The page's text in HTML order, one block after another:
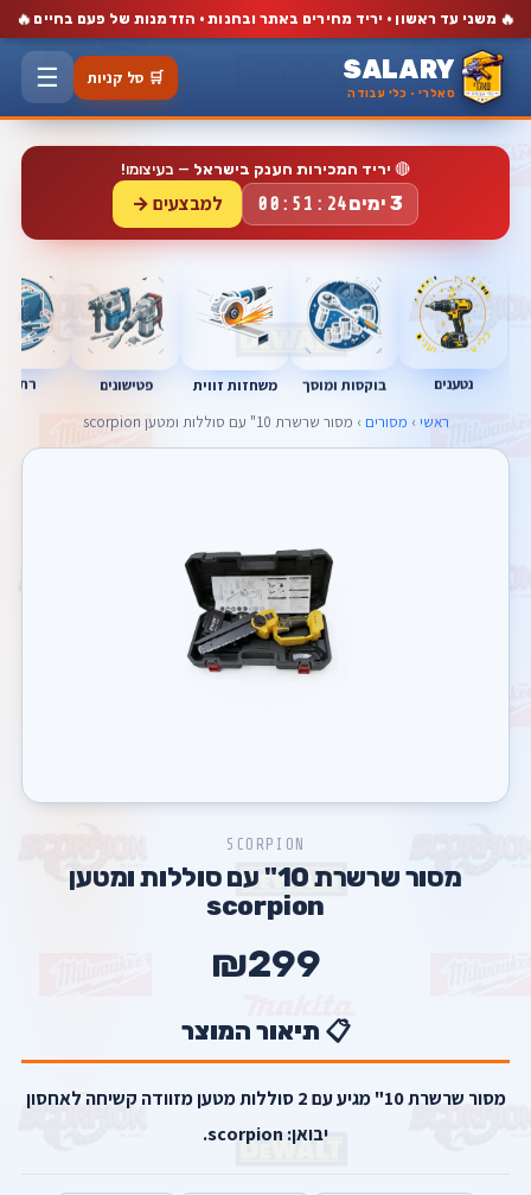
🔥 משני עד ראשון · יריד מחירים באתר ובחנות · הזדמנות של פעם בחיים 🔥
SALARY
סאלרי · כלי עבודה
🛒 סל קניות ☰
🔴 יריד המכירות הענק בישראל — בעיצומו!
3 ימים 00:51:23 למבצעים →
נטענים בוקסות ומוסך משחזות זווית פטישונים
ראשי › מסורים › מסור שרשרת 10" עם סוללות ומטען scorpion
SCORPION
מסור שרשרת 10" עם סוללות ומטען
scorpion
₪299
📋 תיאור המוצר
מסור שרשרת 10" מגיע עם 2 סוללות מטען מזוודה קשיחה לאחסון
יבואן: scorpion.